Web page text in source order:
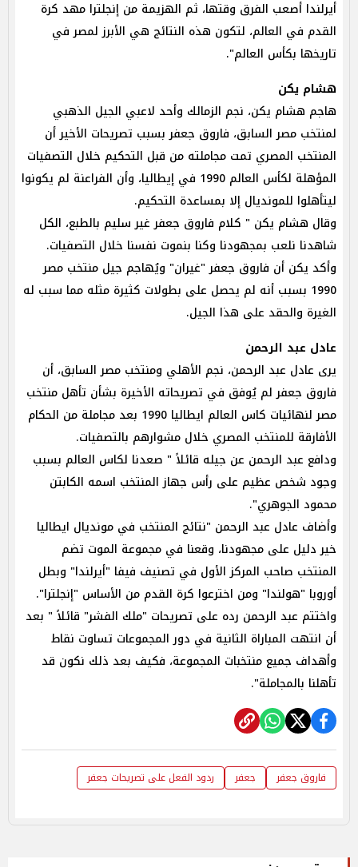
أيرلندا أصعب الفرق وقتها، ثم الهزيمة من إنجلترا مهد كرة
القدم في العالم، لتكون هذه النتائج هي الأبرز لمصر في
تاريخها بكأس العالم".
هشام يكن
هاجم هشام يكن، نجم الزمالك وأحد لاعبي الجيل الذهبي
لمنتخب مصر السابق، فاروق جعفر بسبب تصريحات الأخير أن
المنتخب المصري تمت مجاملته من قبل التحكيم خلال التصفيات
المؤهلة لكأس العالم 1990 في إيطاليا، وأن الفراعنة لم يكونوا
ليتأهلوا للمونديال إلا بمساعدة التحكيم.
وقال هشام يكن " كلام فاروق جعفر غير سليم بالطبع، الكل
شاهدنا نلعب بمجهودنا وكنا بنموت نفسنا خلال التصفيات.
وأكد يكن أن فاروق جعفر "غيران" ويُهاجم جيل منتخب مصر
1990 بسبب أنه لم يحصل على بطولات كثيرة مثله مما سبب له
الغيرة والحقد على هذا الجيل.
عادل عبد الرحمن
يرى عادل عبد الرحمن، نجم الأهلي ومنتخب مصر السابق، أن
فاروق جعفر لم يُوفق في تصريحاته الأخيرة بشأن تأهل منتخب
مصر لنهائيات كاس العالم ايطاليا 1990 بعد مجاملة من الحكام
الأفارقة للمنتخب المصري خلال مشوارهم بالتصفيات.
ودافع عبد الرحمن عن جيله قائلاً " صعدنا لكاس العالم بسبب
وجود شخص عظيم على رأس جهاز المنتخب اسمه الكابتن
محمود الجوهري".
وأضاف عادل عبد الرحمن "نتائج المنتخب في مونديال ايطاليا
خير دليل على مجهودنا، وقعنا في مجموعة الموت تضم
المنتخب صاحب المركز الأول في تصنيف فيفا "أيرلندا" وبطل
أوروبا "هولندا" ومن اخترعوا كرة القدم من الأساس "إنجلترا".
واختتم عبد الرحمن رده على تصريحات "ملك الفشر" قائلاً " بعد
أن انتهت المباراة الثانية في دور المجموعات تساوت نقاط
وأهداف جميع منتخبات المجموعة، فكيف بعد ذلك نكون قد
تأهلنا بالمجاملة".
فاروق جعفر جعفر ردود الفعل على تصريحات جعفر